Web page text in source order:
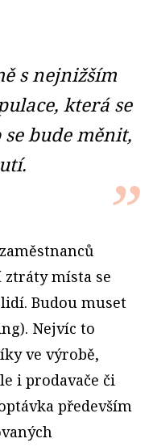
s nejnižším
která se
bude měnit,
místa se
Budou muset
Nejvíc to
ve výrobě,
i prodavače či
především